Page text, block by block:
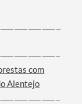
com
Alentejo